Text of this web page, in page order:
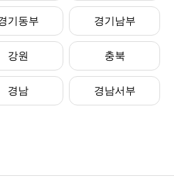
기동부 경기남부
강원 충북
경남 경남서부